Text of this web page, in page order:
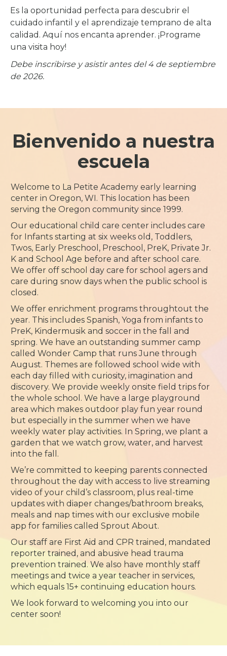
Es la oportunidad perfecta para descubrir el
cuidado infantil y el aprendizaje temprano de alta
calidad. Aquí nos encanta aprender. ¡Programe
una visita hoy!
Debe inscribirse y asistir antes del 4 de septiembre
de 2026.
Bienvenido a nuestra
escuela
Welcome to La Petite Academy early learning
center in Oregon, WI. This location has been
serving the Oregon community since 1999.
Our educational child care center includes care
for Infants starting at six weeks old, Toddlers,
Twos, Early Preschool, Preschool, PreK, Private Jr.
K and School Age before and after school care.
We offer off school day care for school agers and
care during snow days when the public school is
closed.
We offer enrichment programs throughtout the
year. This includes Spanish, Yoga from infants to
PreK, Kindermusik and soccer in the fall and
spring. We have an outstanding summer camp
called Wonder Camp that runs June through
August. Themes are followed school wide with
each day filled with curiosity, imagination and
discovery. We provide weekly onsite field trips for
the whole school. We have a large playground
area which makes outdoor play fun year round
but especially in the summer when we have
weekly water play activities. In Spring, we plant a
garden that we watch grow, water, and harvest
into the fall.
We’re committed to keeping parents connected
throughout the day with access to live streaming
video of your child’s classroom, plus real-time
updates with diaper changes/bathroom breaks,
meals and nap times with our exclusive mobile
app for families called Sprout About.
Our staff are First Aid and CPR trained, mandated
reporter trained, and abusive head trauma
prevention trained. We also have monthly staff
meetings and twice a year teacher in services,
which equals 15+ continuing education hours.
We look forward to welcoming you into our
center soon!